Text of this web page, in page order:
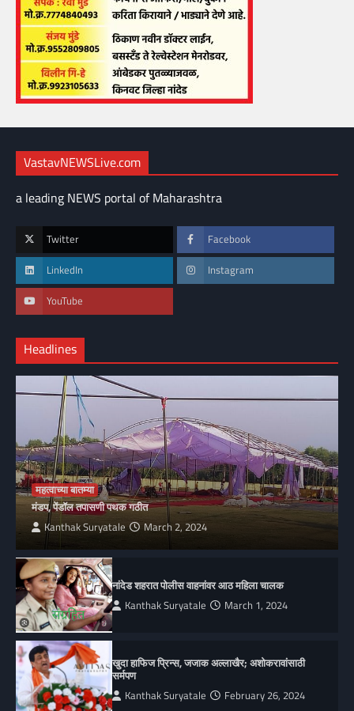
VastavNEWSLive.com
a leading NEWS portal of Maharashtra
Twitter Facebook
LinkedIn Instagram
YouTube
Headlines
महत्वाच्या बातम्या
मंडप, पेंडॉल तपासणी पथक गठीत
Kanthak Suryatale March 2, 2024
नांदेड शहरात पोलीस वाहनांवर आठ महिला चालक
Kanthak Suryatale March 1, 2024
खुदा हाफिज प्रिन्स, जजाक अल्लाखैर; अशोकरावांसाठी
सर्मपण
Kanthak Suryatale February 26, 2024